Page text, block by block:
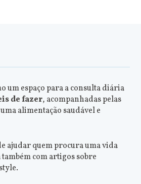
um espaço para a consulta diária
de fazer, acompanhadas pelas
alimentação saudável e
ajudar quem procura uma vida
com artigos sobre